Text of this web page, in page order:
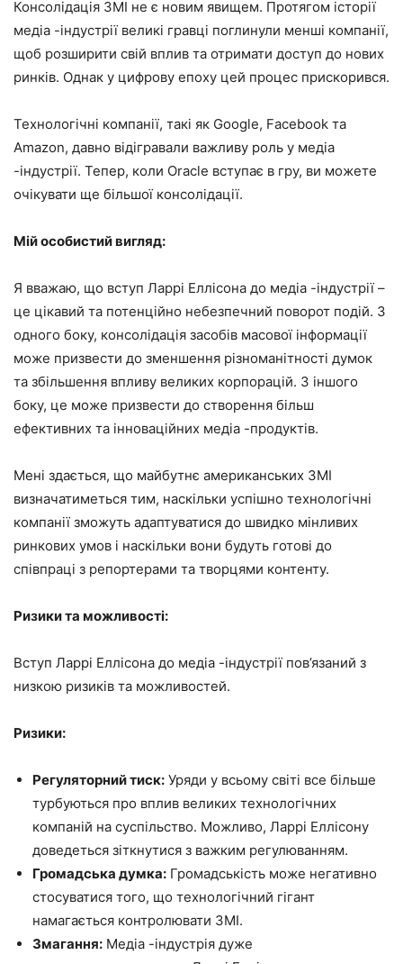
Консолідація ЗМІ не є новим явищем. Протягом історії
медіа -індустрії великі гравці поглинули менші компанії,
щоб розширити свій вплив та отримати доступ до нових
ринків. Однак у цифрову епоху цей процес прискорився.
Технологічні компанії, такі як Google, Facebook та
Amazon, давно відігравали важливу роль у медіа
-індустрії. Тепер, коли Oracle вступає в гру, ви можете
очікувати ще більшої консолідації.
Мій особистий вигляд:
Я вважаю, що вступ Ларрі Еллісона до медіа -індустрії –
це цікавий та потенційно небезпечний поворот подій. З
одного боку, консолідація засобів масової інформації
може призвести до зменшення різноманітності думок
та збільшення впливу великих корпорацій. З іншого
боку, це може призвести до створення більш
ефективних та інноваційних медіа -продуктів.
Мені здається, що майбутнє американських ЗМІ
визначатиметься тим, наскільки успішно технологічні
компанії зможуть адаптуватися до швидко мінливих
ринкових умов і наскільки вони будуть готові до
співпраці з репортерами та творцями контенту.
Ризики та можливості:
Вступ Ларрі Еллісона до медіа -індустрії пов’язаний з
низкою ризиків та можливостей.
Ризики:
Регуляторний тиск: Уряди у всьому світі все більше
турбуються про вплив великих технологічних
компаній на суспільство. Можливо, Ларрі Еллісону
доведеться зіткнутися з важким регулюванням.
Громадська думка: Громадськість може негативно
стосуватися того, що технологічний гігант
намагається контролювати ЗМІ.
Змагання: Медіа -індустрія дуже